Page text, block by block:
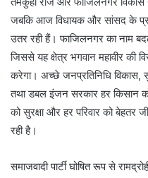
जबकि आज विधायक और सांसद के
उतर रही हैं। फाजिलनगर का नाम
जिससे यह क्षेत्र भगवान महावीर की
करेगा। अच्छे जनप्रतिनिधि
तथा डबल इंजन सरकार हर किसान
को सुरक्षा और हर परिवार को
रही है।
समाजवादी पार्टी घोषित रूप से